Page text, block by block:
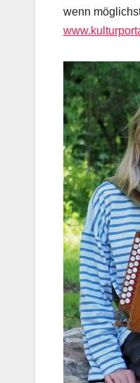
wenn